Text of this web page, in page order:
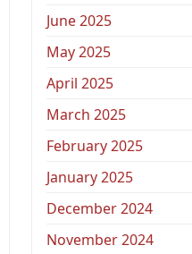
June 2025
May 2025
April 2025
March 2025
February 2025
January 2025
December 2024
November 2024